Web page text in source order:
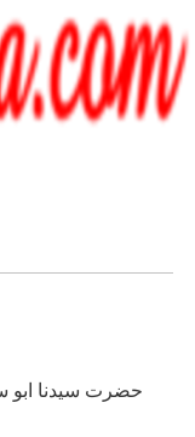
حضرت سیدنا ابو